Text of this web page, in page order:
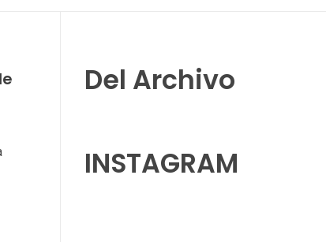
Del Archivo
INSTAGRAM